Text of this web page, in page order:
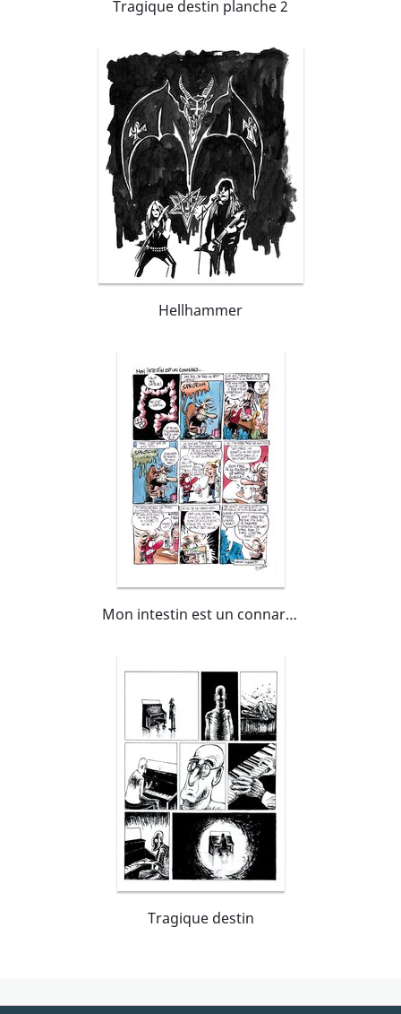
Tragique destin planche 2
Hellhammer
Mon intestin est un connard...
Tragique destin